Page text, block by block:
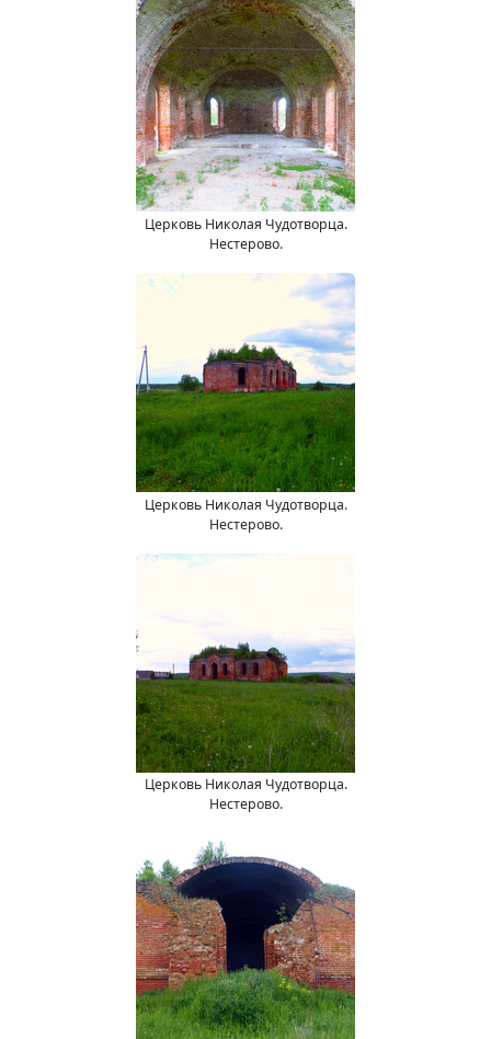
Церковь Николая Чудотворца.
Нестерово.
Церковь Николая Чудотворца.
Нестерово.
Церковь Николая Чудотворца.
Нестерово.